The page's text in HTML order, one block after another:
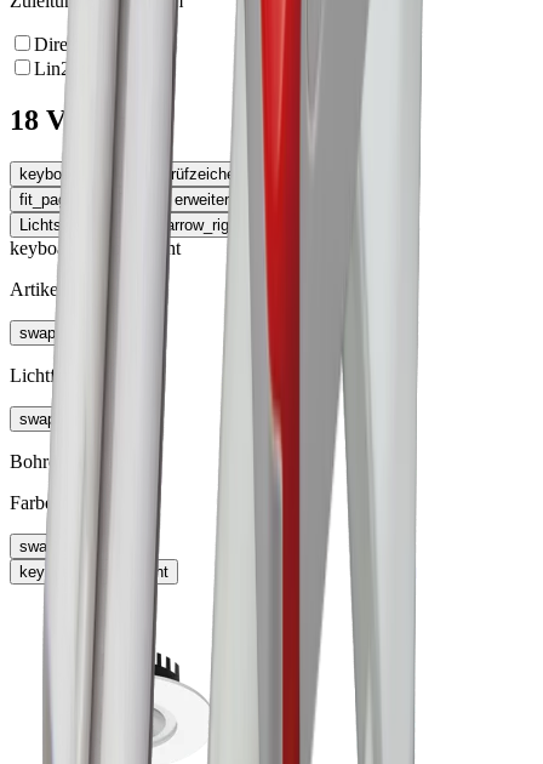
Direktanschluss
Lin230
18 Varianten
keyboard_arrow_left
Prüfzeichen
fit_page_width
Tabelle erweitern
Lichtstrom
keyboard_arrow_right
keyboard_arrow_right
Artikel
swap_vert
Lichtfarbe
swap_vert
Bohrdurchmesser
Farbe
swap_vert
keyboard_arrow_right